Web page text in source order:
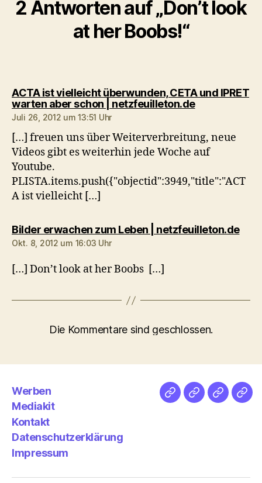
2 Antworten auf „Don’t look
at her Boobs!“
ACTA ist vielleicht überwunden, CETA und IPRET
warten aber schon | netzfeuilleton.desagt:
Juli 26, 2012 um 13:51 Uhr
[…] freuen uns über Weiterverbreitung, neue
Videos gibt es weiterhin jede Woche auf
Youtube.
PLISTA.items.push({"objectid":3949,"title":"ACT
A ist vielleicht […]
Bilder erwachen zum Leben | netzfeuilleton.de
Okt. 8, 2012 um 16:03 Uhr
[…] Don’t look at her Boobs […]
Die Kommentare sind geschlossen.
Werben
Mediakit
Kontakt
Datenschutzerklärung
Impressum
NetzMedien